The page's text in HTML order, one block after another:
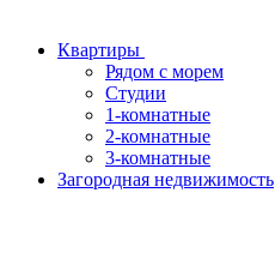
Квартиры
Рядом с морем
Студии
1-комнатные
2-комнатные
3-комнатные
Загородная недвижимость